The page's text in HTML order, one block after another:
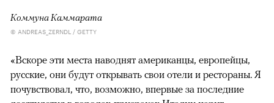
Коммуна Каммарата
© ANDREAS_ZERNDL / GETTY
«Вскоре эти места наводнят американцы, европейцы,
русские, они будут открывать свои отели и рестораны. Я
почувствовал, что, возможно, впервые за последние